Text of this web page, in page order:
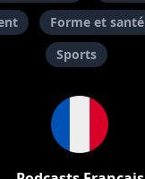
Forme et santé
Sports